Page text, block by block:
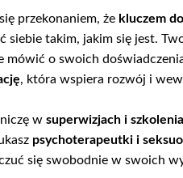
przekonaniem, że kluczem
siebie takim, jakim się jest.
mówić o swoich
, która wspiera rozwój i
w superwizjach i
psychoterapeutki i
się swobodnie w swoich